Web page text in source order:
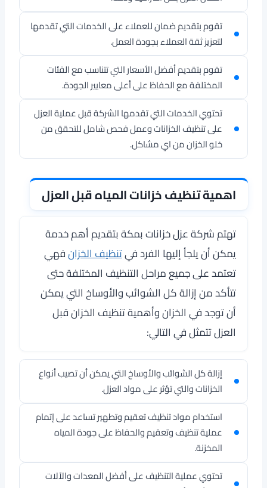
تقوم بتقديم ضمان للعملاء على الخدمات التي تقدمها
لتعزيز ثقة العملاء بجودة العمل.
تقوم بتقديم أفضل الأسعار التي تتناسب مع الفئات
المختلفة مع الحفاظ على أعلى معايير الجودة.
تحتوي الخدمات التي تقدمها الشركة قبل عملية العزل
على تنظيف الخزانات وعمل فحص شامل للتحقق من
خلو الخزان من اي مشاكل.
اهمية تنظيف خزانات المياه قبل العزل
تهتمشركة عزل خزانات بمكةبتقديم أهم خدمة
يمكن أن يلجأ إليها الفرد فيتنظيف الخزانفهي
تعتمد على جميع مراحل التنظيف المختلفة حتى
تتأكد من إزالة كل الشوائب والأوساخ التي يمكن
أن توجد في الخزان وأهمية تنظيف الخزان قبل
العزل تتمثل في التالي:
إزالة كل الشوائب والأوساخ التي يمكن أن تصيب أنواع
الخزانات والتي تؤثر على مواد العزل.
استخدام مواد تنظيف تعقيم وتطهير تساعد على إتمام
عملية تنظيف وتعقيم والحفاظ على جودة المياه
المخزنة.
تحتوي عملية التنظيف على أفضل المعدات والآلات